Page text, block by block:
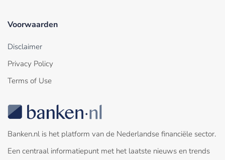
Voorwaarden
Disclaimer
Privacy Policy
Terms of Use
Banken.nl is het platform van de Nederlandse financiële sector.
Een centraal informatiepunt met het laatste nieuws en trends